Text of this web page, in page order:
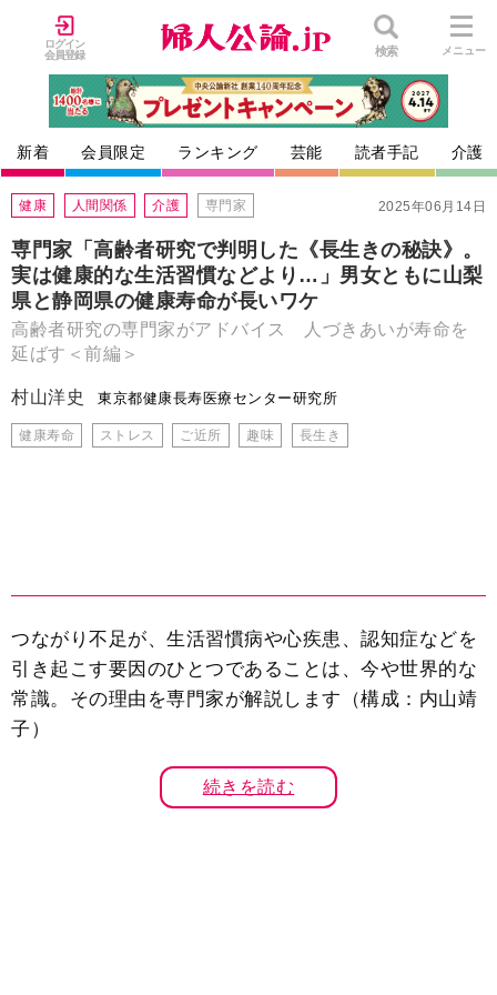
ログイン
会員登録
検索 メニュー
新着 会員限定 ランキング 芸能 読者手記 介護
2025年06月14日
健康 人間関係 介護 専門家
専門家「高齢者研究で判明した《長生きの秘訣》。
実は健康的な生活習慣などより…」男女ともに山梨
県と静岡県の健康寿命が長いワケ
高齢者研究の専門家がアドバイス 人づきあいが寿命を
延ばす＜前編＞
村山洋史 東京都健康長寿医療センター研究所
健康寿命 ストレス ご近所 趣味 長生き
つながり不足が、生活習慣病や心疾患、認知症などを
引き起こす要因のひとつであることは、今や世界的な
常識。その理由を専門家が解説します（構成：内山靖
子）
続きを読む